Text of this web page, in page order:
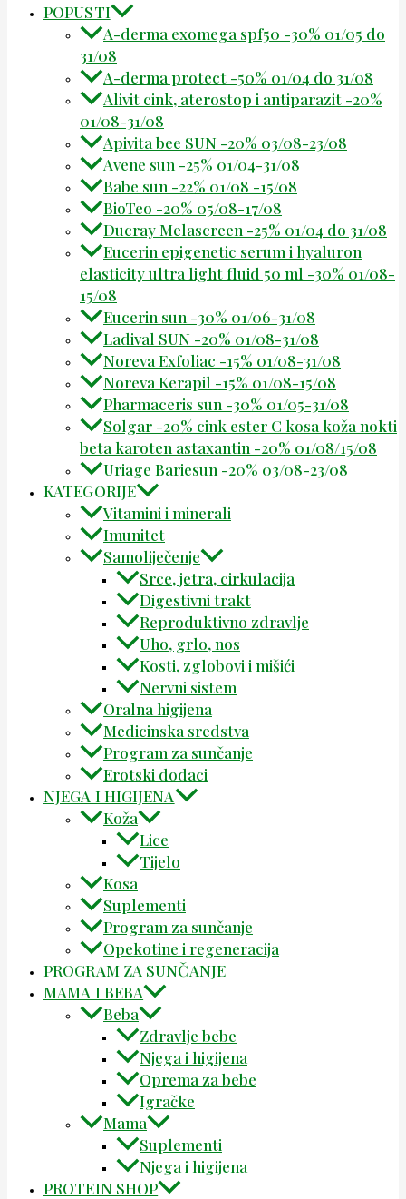
POPUSTI
A-derma exomega spf50 -30% 01/05 do
31/08
A-derma protect -50% 01/04 do 31/08
Alivit cink, aterostop i antiparazit -20%
01/08-31/08
Apivita bee SUN -20% 03/08-23/08
Avene sun -25% 01/04-31/08
Babe sun -22% 01/08 -15/08
BioTeo -20% 05/08-17/08
Ducray Melascreen -25% 01/04 do 31/08
Eucerin epigenetic serum i hyaluron
elasticity ultra light fluid 50 ml -30% 01/08-
15/08
Eucerin sun -30% 01/06-31/08
Ladival SUN -20% 01/08-31/08
Noreva Exfoliac -15% 01/08-31/08
Noreva Kerapil -15% 01/08-15/08
Pharmaceris sun -30% 01/05-31/08
Solgar -20% cink ester C kosa koža nokti
beta karoten astaxantin -20% 01/08/15/08
Uriage Bariesun -20% 03/08-23/08
KATEGORIJE
Vitamini i minerali
Imunitet
Samoliječenje
Srce, jetra, cirkulacija
Digestivni trakt
Reproduktivno zdravlje
Uho, grlo, nos
Kosti, zglobovi i mišići
Nervni sistem
Oralna higijena
Medicinska sredstva
Program za sunčanje
Erotski dodaci
NJEGA I HIGIJENA
Koža
Lice
Tijelo
Kosa
Suplementi
Program za sunčanje
Opekotine i regeneracija
PROGRAM ZA SUNČANJE
MAMA I BEBA
Beba
Zdravlje bebe
Njega i higijena
Oprema za bebe
Igračke
Mama
Suplementi
Njega i higijena
PROTEIN SHOP